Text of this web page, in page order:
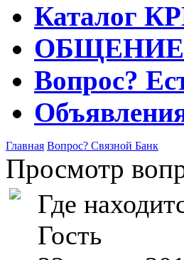
Каталог
ОБЩЕНИЕ
Вопрос?
Главная Вопрос? Связной Банк
Просмотр
Где
Гость